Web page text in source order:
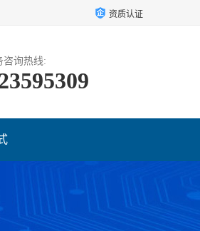
资质认证
咨询热线: